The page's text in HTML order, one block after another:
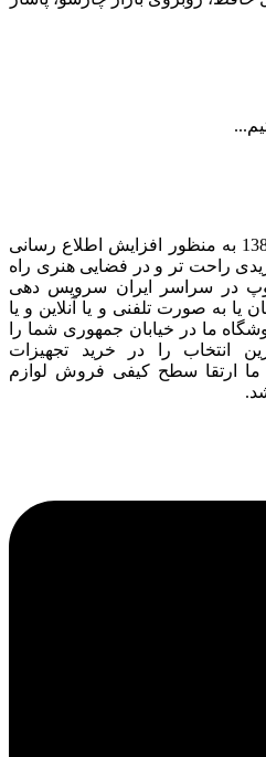
فروشگاه ایران لوپ از سال 1388 به منظور افزایش اطلاع رسانی
راحت تر و در فضایی هنری راه
در سراسر ایران سرویس دهی
یا به صورت تلفنی و یا آنلاین و یا
ما در خیابان جمهوری شما را
انتخاب را در خرید تجهیزات
ما ارتقا سطح کیفی فروش لوازم